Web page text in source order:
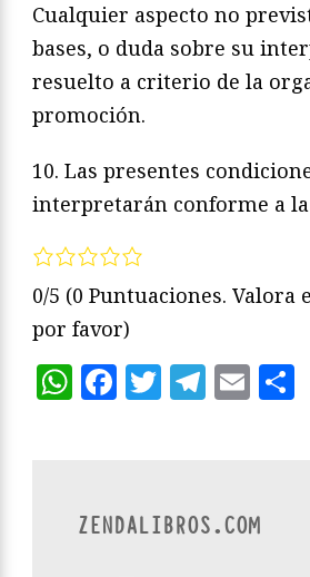
Cualquier aspecto no
bases, o duda sobre su
resuelto a criterio de la
promoción.
10. Las presentes
interpretarán conforme a la
0/5 (0 Puntuaciones. Valora
por favor)
WhatsApp
Facebook
Twitter
ZENDALIBROS.COM